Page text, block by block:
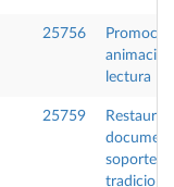
25756
lectura
25759
soporte
tradicional